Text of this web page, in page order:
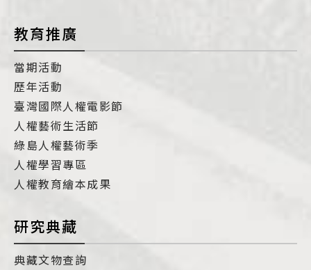
教育推廣
當期活動
歷年活動
臺灣國際人權電影節
人權藝術生活節
綠島人權藝術季
人權學習專區
人權教育繪本成果
研究典藏
典藏文物查詢